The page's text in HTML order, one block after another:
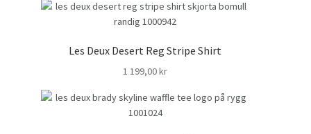
Les Deux Desert Reg Stripe Shirt
1 199,00kr